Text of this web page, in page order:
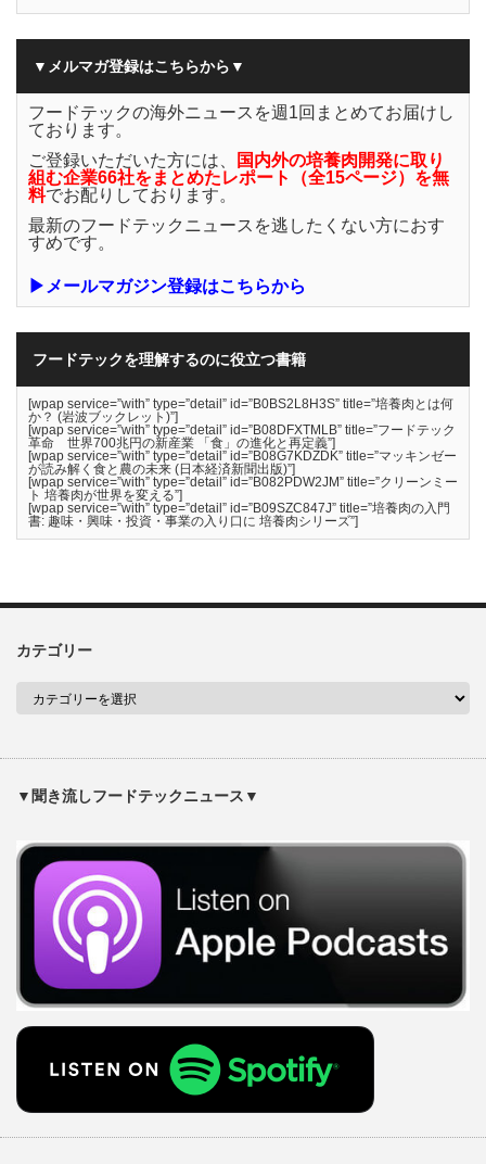
▼メルマガ登録はこちらから▼
フードテックの海外ニュースを週1回まとめてお届けし
ております。
ご登録いただいた方には、
国内外の培養肉開発に取り
組む企業66社をまとめたレポート（全15ページ）を無
料でお配りしております。
最新のフードテックニュースを逃したくない方におす
すめです。
▶メールマガジン登録はこちらから
フードテックを理解するのに役立つ書籍
[wpap service=”with” type=”detail” id=”B0BS2L8H3S” title=”培養肉とは何
か？ (岩波ブックレット)”]
[wpap service=”with” type=”detail” id=”B08DFXTMLB” title=”フードテック
革命 世界700兆円の新産業 「食」の進化と再定義”]
[wpap service=”with” type=”detail” id=”B08G7KDZDK” title=”マッキンゼー
が読み解く食と農の未来 (日本経済新聞出版)”]
[wpap service=”with” type=”detail” id=”B082PDW2JM” title=”クリーンミー
ト 培養肉が世界を変える”]
[wpap service=”with” type=”detail” id=”B09SZC847J” title=”培養肉の入門
書: 趣味・興味・投資・事業の入り口に 培養肉シリーズ”]
カテゴリー
▼聞き流しフードテックニュース▼